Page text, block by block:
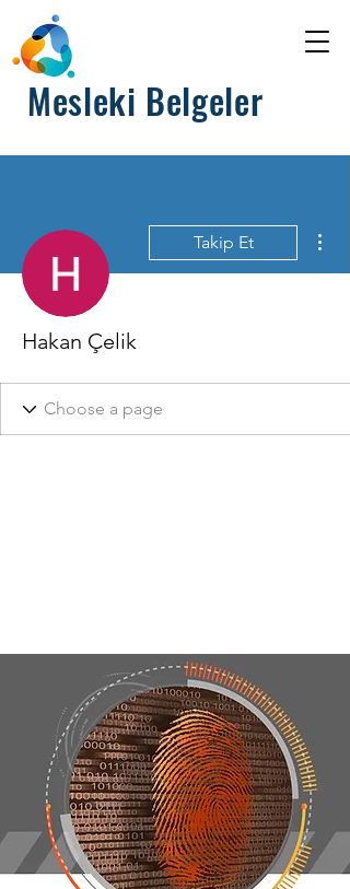
Mesleki Belgeler
Takip Et
Hakan Çelik